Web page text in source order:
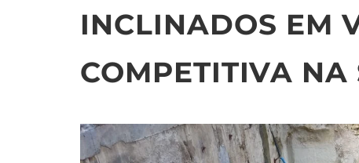
INCLINADOS EM
COMPETITIVA NA